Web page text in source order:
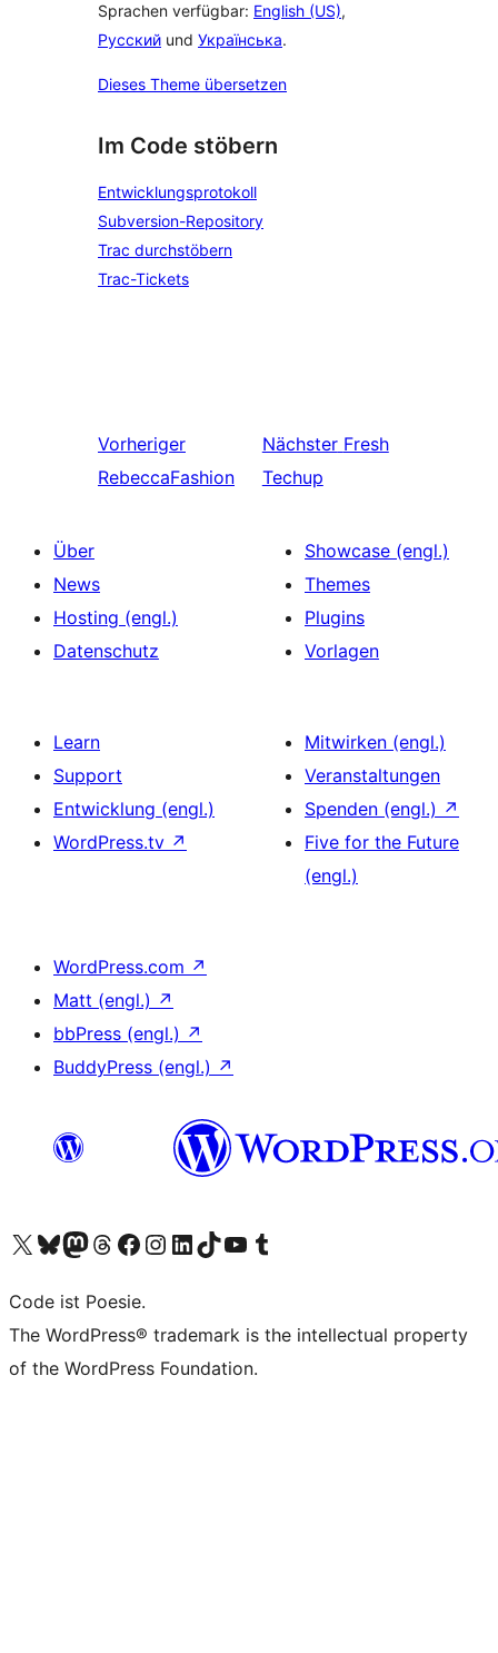
Sprachen verfügbar: English (US),
Русский und Українська.
Dieses Theme übersetzen
Im Code stöbern
Entwicklungsprotokoll
Subversion-Repository
Trac durchstöbern
Trac-Tickets
Vorheriger
RebeccaFashion
Nächster Fresh
Techup
Über
News
Hosting (engl.)
Datenschutz
Showcase (engl.)
Themes
Plugins
Vorlagen
Learn
Support
Entwicklung (engl.)
WordPress.tv ↗
Mitwirken (engl.)
Veranstaltungen
Spenden (engl.) ↗
Five for the Future
(engl.)
WordPress.com ↗
Matt (engl.) ↗
bbPress (engl.) ↗
BuddyPress (engl.) ↗
Unser X-Konto (früher Twitter) besuchen
Unser Bluesky-Konto besuchen
Unser Mastodon-Konto besuchen
Unser Threads-Konto besuchen
Unsere Facebook-Seite besuchen
Unser Instagram-Konto besuchen
Unser LinkedIn-Konto besuchen
Unser TikTok-Konto besuchen
Unseren YouTube-Kanal besuchen
Unser Tumblr-Konto besuchen
Code ist Poesie.
The WordPress® trademark is the intellectual property
of the WordPress Foundation.